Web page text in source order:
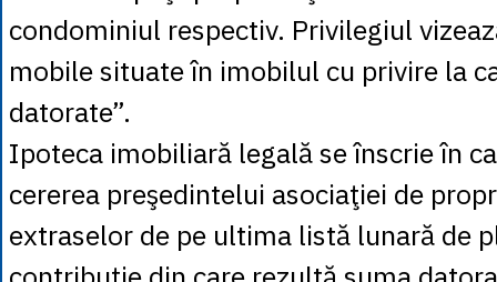
condominiul respectiv. Privilegiul
mobile situate în imobilul cu privire la
datorate”.
Ipoteca imobiliară legală se înscrie în
cererea preşedintelui asociaţiei de
extraselor de pe ultima listă lunară de